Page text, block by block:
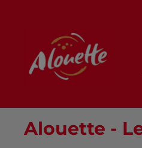
Alouette -